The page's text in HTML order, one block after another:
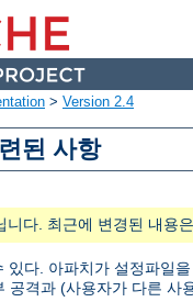
> Version 2.4
된 사항
니다. 최근에 변경된 내용
있다. 아파치가 설정파일
공격과 (사용자가 다른